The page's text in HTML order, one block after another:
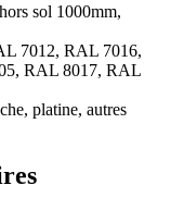
sol 1000mm,
7012, RAL 7016,
RAL 8017, RAL
platine, autres